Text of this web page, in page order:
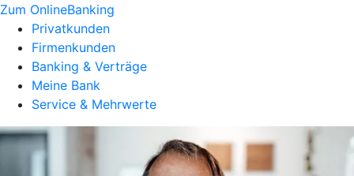
Zum OnlineBanking
Privatkunden
Firmenkunden
Banking & Verträge
Meine Bank
Service & Mehrwerte